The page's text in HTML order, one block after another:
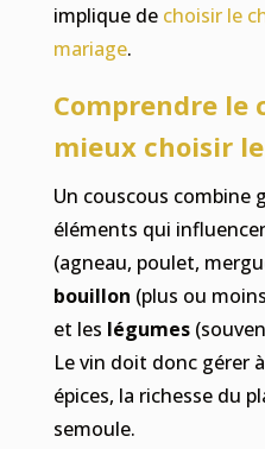
implique de choisir le
mariage.
Comprendre le
mieux choisir
Un couscous combine
éléments qui
(agneau, poulet,
bouillon (plus ou
et les légumes
Le vin doit donc gérer
épices, la richesse du
semoule.